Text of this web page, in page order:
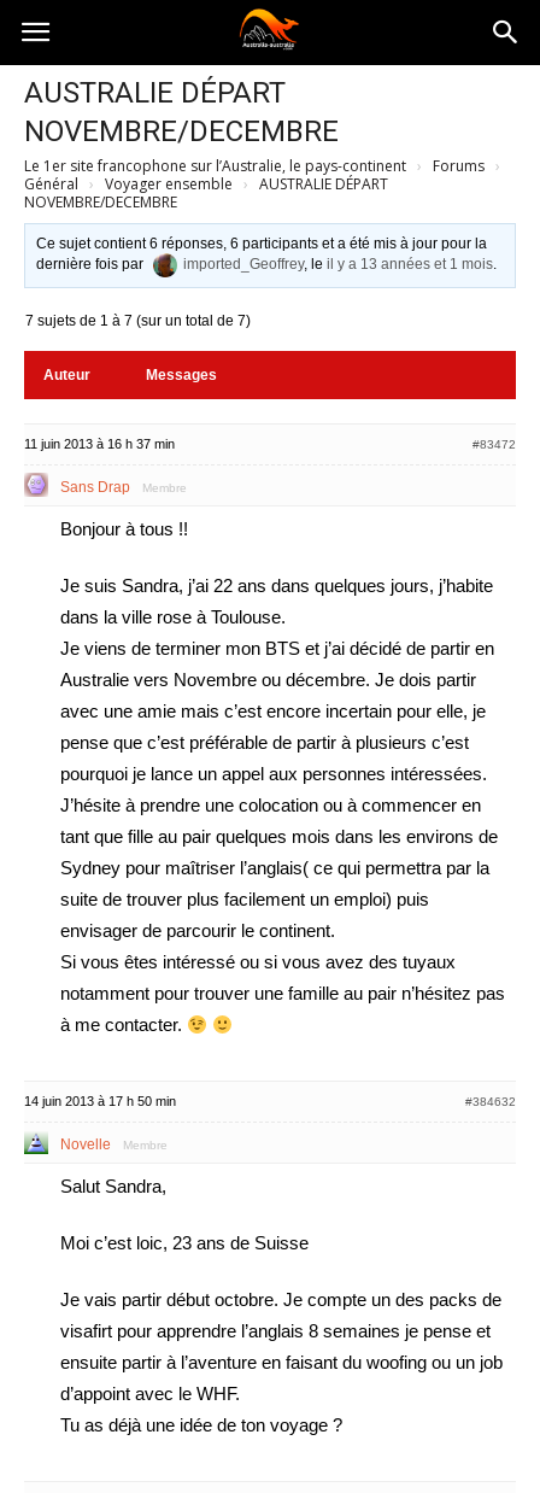
Australia-
australie.com
AUSTRALIE DÉPART
NOVEMBRE/DECEMBRE
Le 1er site francophone sur l’Australie, le pays-continent › Forums ›
Général › Voyager ensemble › AUSTRALIE DÉPART
NOVEMBRE/DECEMBRE
Ce sujet contient 6 réponses, 6 participants et a été mis à jour pour la
dernière fois par
imported_Geoffrey, leil y a 13 années et 1 mois.
7 sujets de 1 à 7 (sur un total de 7)
Auteur Messages
11 juin 2013 à 16 h 37 min #83472
Sans Drap Membre
Bonjour à tous !!
Je suis Sandra, j’ai 22 ans dans quelques jours, j’habite
dans la ville rose à Toulouse.
Je viens de terminer mon BTS et j’ai décidé de partir en
Australie vers Novembre ou décembre. Je dois partir
avec une amie mais c’est encore incertain pour elle, je
pense que c’est préférable de partir à plusieurs c’est
pourquoi je lance un appel aux personnes intéressées.
J’hésite à prendre une colocation ou à commencer en
tant que fille au pair quelques mois dans les environs de
Sydney pour maîtriser l’anglais( ce qui permettra par la
suite de trouver plus facilement un emploi) puis
envisager de parcourir le continent.
Si vous êtes intéressé ou si vous avez des tuyaux
notamment pour trouver une famille au pair n’hésitez pas
à me contacter.
14 juin 2013 à 17 h 50 min #384632
Novelle Membre
Salut Sandra,
Moi c’est loic, 23 ans de Suisse
Je vais partir début octobre. Je compte un des packs de
visafirt pour apprendre l’anglais 8 semaines je pense et
ensuite partir à l’aventure en faisant du woofing ou un job
d’appoint avec le WHF.
Tu as déjà une idée de ton voyage ?